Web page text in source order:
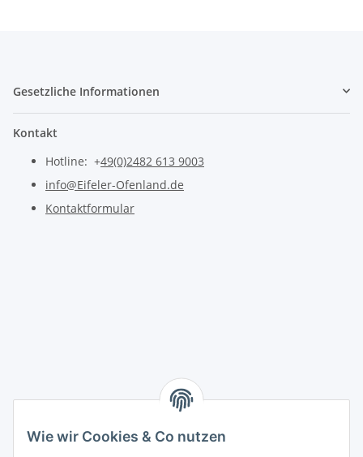
Gesetzliche Informationen
Kontakt
Hotline: +49(0)2482 613 9003
info@Eifeler-Ofenland.de
Kontaktformular
Wie wir Cookies & Co nutzen